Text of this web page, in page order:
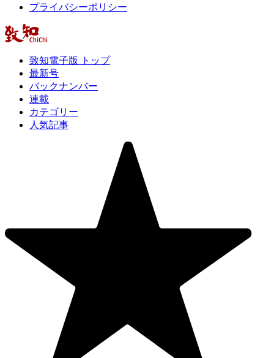
プライバシーポリシー
致知電子版 トップ
最新号
バックナンバー
連載
カテゴリー
人気記事